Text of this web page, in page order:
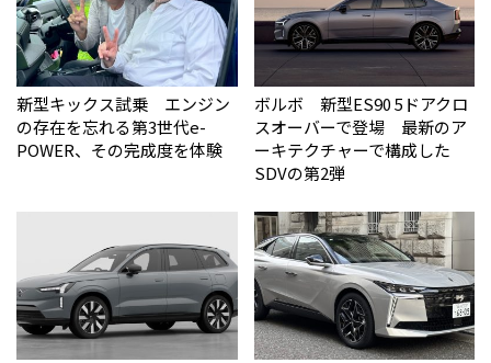
新型キックス試乗 エンジン
の存在を忘れる第3世代e-
POWER、その完成度を体験
ボルボ 新型ES90 5ドアクロ
スオーバーで登場 最新のア
ーキテクチャーで構成した
SDVの第2弾